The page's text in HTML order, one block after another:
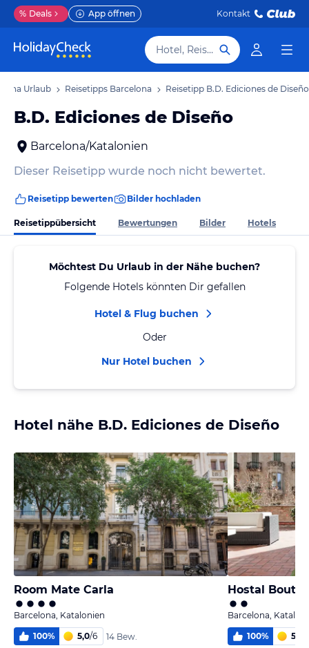
% Deals App öffnen Kontakt
Hotel, Reiseziel
Urlaub Reisetipps Barcelona Reisetipp B.D. Ediciones de Diseño
B.D. Ediciones de Diseño
Barcelona/Katalonien
Dieser Reisetipp wurde noch nicht bewertet.
Reisetipp bewerten Bilder hochladen
Reisetippübersicht Bewertungen Bilder Hotels
Möchtest Du Urlaub in der Nähe buchen?
Folgende Hotels könnten Dir gefallen
Hotel & Flug buchen
Oder
Nur Hotel buchen
Hotel nähe B.D. Ediciones de Diseño
Room Mate Carla
Barcelona, Katalonien
100% 5,0/6 14 Bew.
Hostal
Barcelona,
100% 5,0